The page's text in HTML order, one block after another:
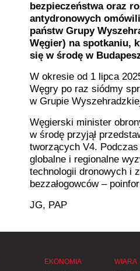
bezpieczeństwa oraz
antydronowych
państw Grupy
Węgier) na spotkaniu,
się w środę w
W okresie od 1 lipca
Węgry po raz siódmy
w Grupie
Węgierski minister
w środę przyjął
tworzących V4.
globalne i regionalne
technologii dronowych i
bezzałogowców –
JG, PAP
EKONOMIA
WIARA